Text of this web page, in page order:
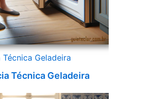
Geladeira
Técnica Geladeira